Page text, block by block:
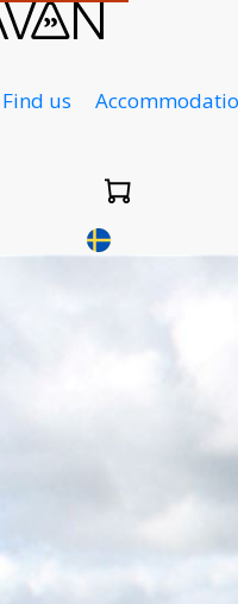
Find us